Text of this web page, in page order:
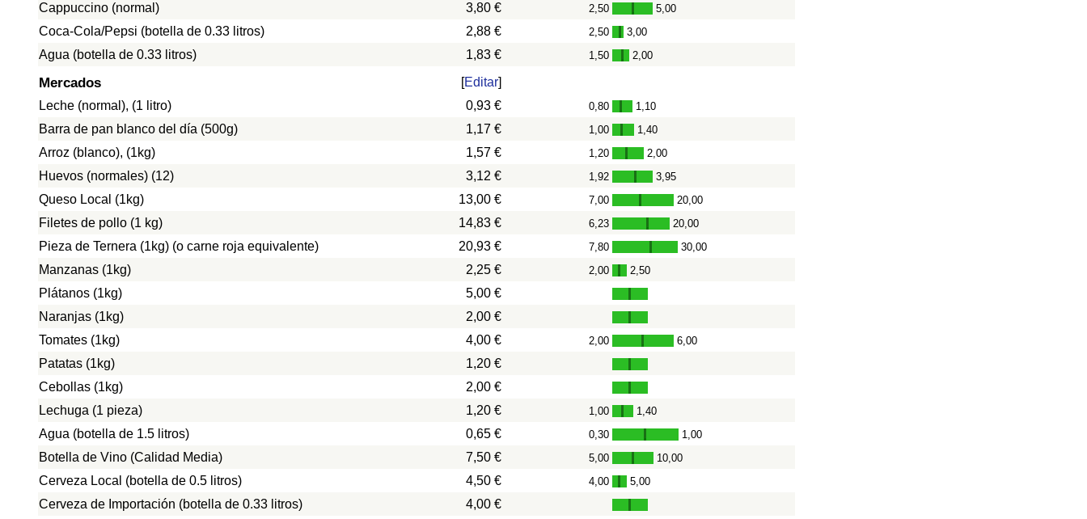
Cappuccino (normal) 3,80 € 2,50 - 5,00
Coca-Cola/Pepsi (botella de 0.33 litros) 2,88 € 2,50 - 3,00
Agua (botella de 0.33 litros) 1,83 € 1,50 - 2,00
Mercados [Editar]
Leche (normal), (1 litro)
0,93 € 0,80 - 1,10
Barra de pan blanco del día (500g) 1,17 € 1,00 - 1,40
Arroz (blanco), (1kg) 1,57 € 1,20 - 2,00
Huevos (normales) (12) 3,12 € 1,92 - 3,95
Queso Local (1kg) 13,00 € 7,00 - 20,00
Filetes de pollo (1 kg) 14,83 € 6,23 - 20,00
Pieza de Ternera (1kg) (o carne roja equivalente) 20,93 € 7,80 - 30,00
Manzanas (1kg) 2,25 € 2,00 - 2,50
Plátanos (1kg)
5,00 €
Naranjas (1kg)
2,00 €
Tomates (1kg)
4,00 € 2,00 - 6,00
Patatas (1kg)
1,20 €
Cebollas (1kg)
2,00 €
Lechuga (1 pieza)
1,20 € 1,00 - 1,40
Agua (botella de 1.5 litros) 0,65 € 0,30 - 1,00
Botella de Vino (Calidad Media) 7,50 € 5,00 - 10,00
Cerveza Local (botella de 0.5 litros) 4,50 € 4,00 - 5,00
Cerveza de Importación (botella de 0.33 litros)
4,00 €